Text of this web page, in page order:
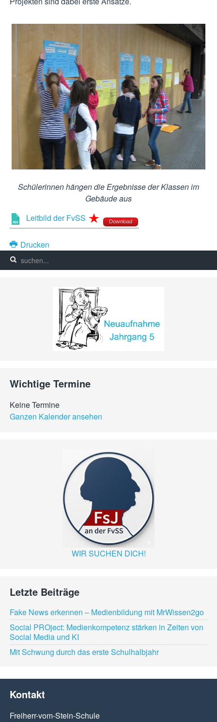
Schülerinnen hängen die Ergebnisse der Klassen im
Gebäude aus
Leitbild der FvSS
Download
Drucken
Wichtige Termine
Keine Termine
Ganzen Kalender ansehen
WIR SUCHEN DICH!
Letzte Beiträge
Fake News erkennen – Medienbildung mit MrWissen2go
Social PROject: Medienkompetenz stärken in Zeiten von
Social Media und KI
Mit Schwung durch das erste Schulhalbjahr
Kontakt
Freiherr-vom-Stein-Schule